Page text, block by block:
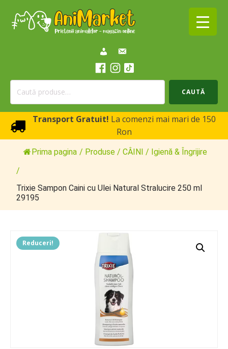
Caută
CAUTĂ
Transport Gratuit! La comenzi mai mari de 150
Ron
Prima pagina / Produse / CÂINI / Igienă & Îngrijire
/
Trixie Sampon Caini cu Ulei Natural Stralucire 250 ml
29195
Reduceri!